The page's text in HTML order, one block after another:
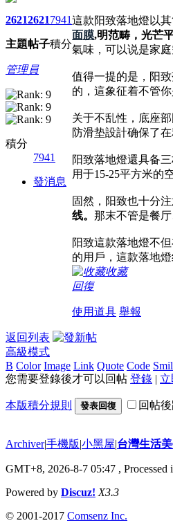
2621
主題
2621
帖子
7941
積分
管理員
積分
7941
發消息
這款阳致落地燈以
面膜,明范畴，光芒
氣味，可以说是家庭
值得一提的是，阳
的，這象征着不管
关于不乱性，底座
防滑垫設計确保了
阳致落地燈還具备
用于15-25平方米的
固然，阳致也十分
线。 那末不管是餐
阳致這款落地燈不
的用戶，這款落地
收藏
回復
使用道具 舉報
返回列表
高級模式
B Color Image Link Quote Code
您需要登錄後才可以回帖 登錄 |
本版積分規則 發表回復 回帖
Archiver|手機版|小黑屋|台灣生活
GMT+8, 2026-8-7 05:47 ,
Powered by Discuz! X3.3
© 2001-2017 Comsenz Inc.